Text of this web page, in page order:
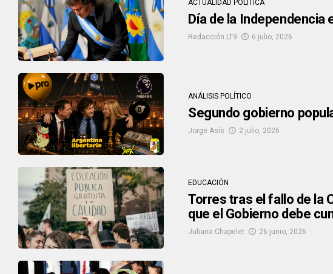
ACTUALIDAD POLÍTICA
Día de la Independencia
Redacción LT9 6 julio, 2026
ANÁLISIS POLÍTICO
Segundo gobierno
Jorge Asís 2 julio, 2026
EDUCACIÓN
Torres tras el fallo de la
que el Gobierno debe
Juliana Chapelet 26 junio, 2026